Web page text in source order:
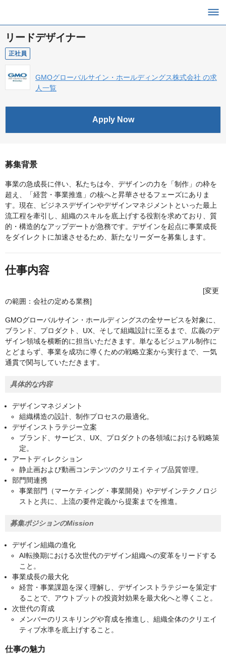
リードデザイナー
正社員
GMOグローバルサイン・ホールディングス株式会社 の求
人一覧
Apply Now
募集背景
事業の急成長に伴い、私たちは今、デザインの力を「制作」の枠を
超え、「経営・事業推進」の核へと昇華させるフェーズにありま
す。現在、ビジネスデザインやデザインマネジメントといった最上
流工程を牽引し、組織のスキルを底上げする役割を求めており、質
的・構造的なアップデートが急務です。デザインを起点に事業成長
をダイレクトに加速させるため、新たなリーダーを募集します。
仕事内容
[変更
の範囲：会社の定める業務]
GMOグローバルサイン・ホールディングスの全サービスを対象に、
ブランド、プロダクト、UX、そして組織設計に至るまで、広義のデ
ザイン領域を横断的に担当いただきます。単なるビジュアル制作に
とどまらず、事業を成功に導くための戦略立案から実行まで、一気
通貫で関与していただきます。
具体的な内容
デザインマネジメント
組織構造の設計、制作プロセスの最適化。
デザインストラテジー立案
ブランド、サービス、UX、プロダクトの各領域における戦略策
定。
アートディレクション
静止画および動画コンテンツのクリエイティブ品質管理。
部門間連携
事業部門（マーケティング・事業開発）やデザインテクノロジ
ストと共に、上流の要件定義から提案までを推進。
募集ポジションのMission
デザイン組織の進化
AI転換期における次世代のデザイン組織への変革をリードする
こと。
事業成長の最大化
経営・事業課題を深く理解し、デザインストラテジーを策定す
ることで、アウトプットの投資対効果を最大化へと導くこと。
次世代の育成
メンバーのリスキリングや育成を推進し、組織全体のクリエイ
ティブ水準を底上げすること。
仕事の魅力